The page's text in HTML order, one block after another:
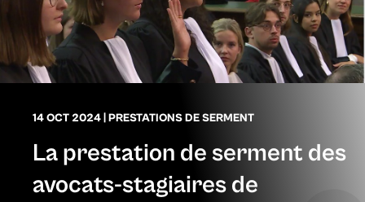
14 OCT 2024 PRESTATIONS DE SERMENT
La prestation de serment des
avocats-stagiaires de